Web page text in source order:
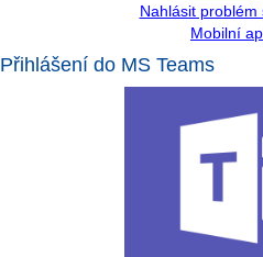
Nahlásit problém
Mobilní
Přihlášení do MS Teams